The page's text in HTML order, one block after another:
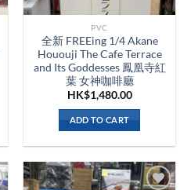
PVC
全新 FREEing 1/4 Akane
Hououji The Cafe Terrace
and Its Goddesses 鳳凰寺紅
葉 女神咖啡廳
HK$1,480.00
ADD TO CART